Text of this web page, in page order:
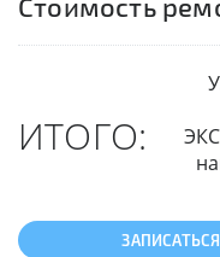
Стоимость
ИТОГО: